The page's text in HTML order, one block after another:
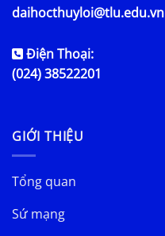
daihocthuyloi@tlu.edu.vn
Điện Thoại:
(024) 38522201
GIỚI THIỆU
Tổng quan
Sứ mạng